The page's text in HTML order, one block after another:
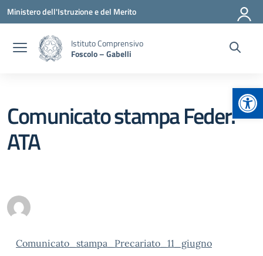
Vai ai contenuti
Vai al menu di navigazione
Vai al footer
Ministero dell'Istruzione e del Merito
Istituto Comprensivo
Foscolo – Gabelli
Comunicato stampa Feder.
ATA
Comunicato_stampa_Precariato_11_giugno